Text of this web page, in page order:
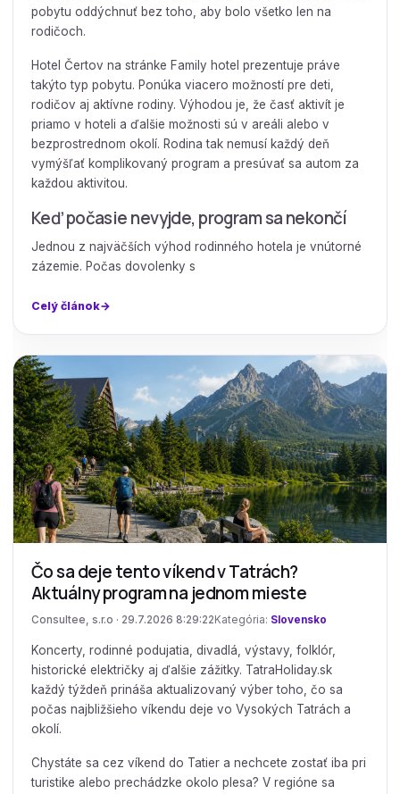
pobytu oddýchnuť bez toho, aby bolo všetko len na
rodičoch.
Hotel Čertov na stránke Family hotel prezentuje práve
takýto typ pobytu. Ponúka viacero možností pre deti,
rodičov aj aktívne rodiny. Výhodou je, že časť aktivít je
priamo v hoteli a ďalšie možnosti sú v areáli alebo v
bezprostrednom okolí. Rodina tak nemusí každý deň
vymýšľať komplikovaný program a presúvať sa autom za
každou aktivitou.
Keď počasie nevyjde, program sa nekončí
Jednou z najväčších výhod rodinného hotela je vnútorné
zázemie. Počas dovolenky s
Celý článok
Čo sa deje tento víkend v Tatrách?
Aktuálny program na jednom mieste
Consultee, s.r.o · 29.7.2026 8:29:22 Kategória: Slovensko
Koncerty, rodinné podujatia, divadlá, výstavy, folklór,
historické električky aj ďalšie zážitky. TatraHoliday.sk
každý týždeň prináša aktualizovaný výber toho, čo sa
počas najbližšieho víkendu deje vo Vysokých Tatrách a
okolí.
Chystáte sa cez víkend do Tatier a nechcete zostať iba pri
turistike alebo prechádzke okolo plesa? V regióne sa